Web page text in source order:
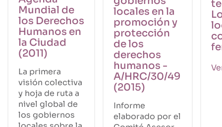
Mundial de
los Derechos
Humanos en
la Ciudad
(2011)
La primera
visión colectiva
y hoja de ruta a
nivel global de
los gobiernos
locales en la
promoción y
protección
de los
derechos
humanos -
A/HRC/30/49
(2015)
Informe
elaborado por el